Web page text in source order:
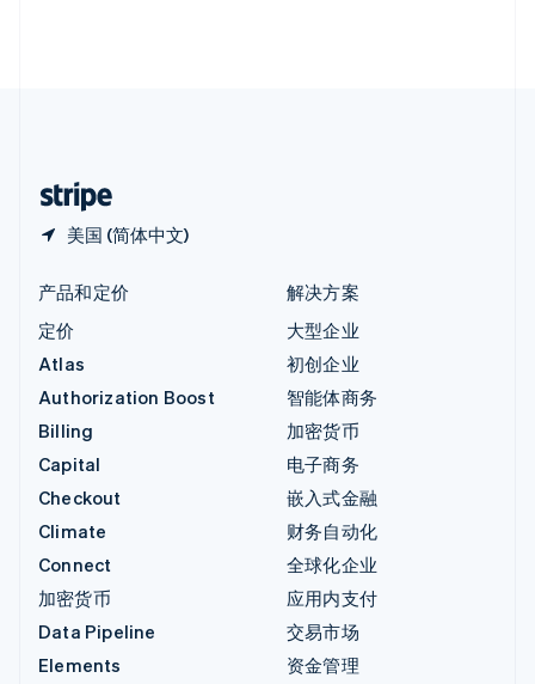
美国 (简体中文)
产品和定价
定价
Atlas
Authorization Boost
Billing
Capital
Checkout
Climate
Connect
加密货币
Data Pipeline
Elements
解决方案
大型企业
初创企业
智能体商务
加密货币
电子商务
嵌入式金融
财务自动化
全球化企业
应用内支付
交易市场
资金管理